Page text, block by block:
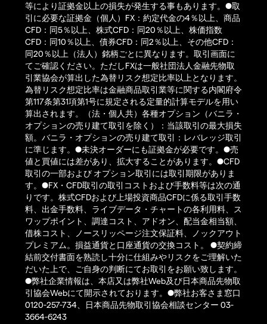
等により証拠金以上の損失が発生する事もあります。●取
引に必要な証拠金（個人）FX：約定代金の4％以上、商品
CFD：同5％以上、株式CFD：同20％以上、株価指数
CFD：同10％以上、債券CFD：同2％以上、その他CFD：
同20％以上（法人）銘柄ごとに異なります。取引画面に
てご確認ください。ただしFXは一般社団法人金融先物取
引業協会が算出した為替リスク想定比率以上となります。
為替リスク想定比率は金融商品取引業等に関する内閣府令
第117条第31項第1号に規定される定量的計算モデルを用い
算出されます。（法・個人共）各種オプション（バニラ・
オプションの売り建て取引を除く）：当該取引の最大損失
額。バニラ・オプションの売り建て取引：レバレッジ取引
に準じます。●未決オーダーにも証拠金が必要です。●売
値と買値には差があり、拡大することがあります。●CFD
取引の一部および オプション取引には取引期限がありま
す。●FX・CFD取引の取引コストおよび手数料等は次の通
りです。株式CFDおよび上場投資商品CFDに係る取引手数
料、出金手数料、ライブデータ・チャートの各利用料、ス
ワップポイント、調達コスト、アドオン、配当金相当額、
借株コスト、ノースリッページ注文保証料、ノックアウト
プレミアム。損益通貨と口座通貨の交換コスト。 ●契約締
結前交付書面を熟読し十分に仕組みやリスクをご理解いた
だいた上で、ご自身の判断にてお取引をお願い致します。
●弊社企業情報は、本店又は弊社Web及び日本商品先物取
引協会Webにて開示されております。●弊社お客さま窓口
0120-257-734、日本商品先物取引協会相談センター 03-
3664-6243